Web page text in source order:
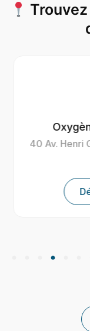
40 Av. Henri